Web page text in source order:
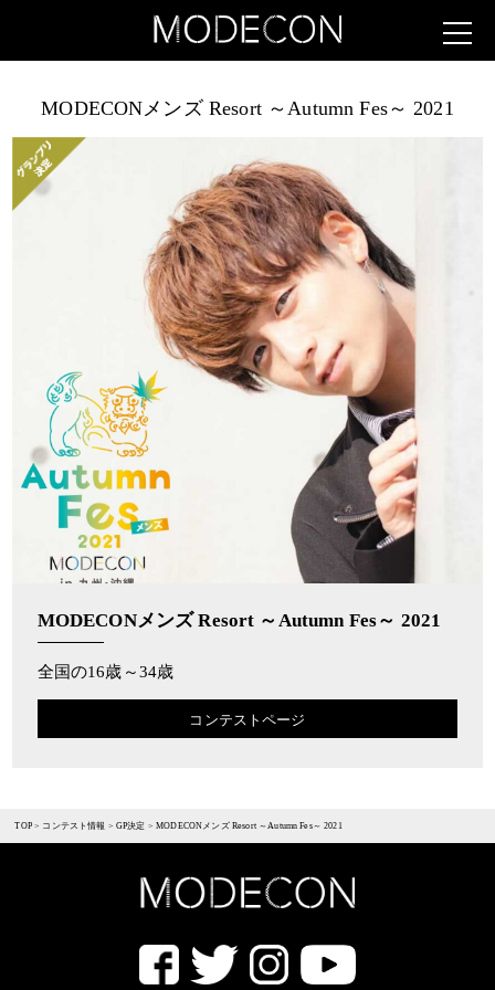
MODECONメンズ Resort ～Autumn Fes～ 2021
MODECONメンズ Resort ～Autumn Fes～ 2021
全国の16歳～34歳
コンテストページ
TOP> コンテスト情報 >GP決定 >MODECONメンズ Resort ～Autumn Fes～ 2021